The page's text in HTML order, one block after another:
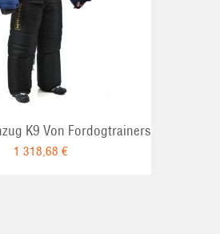
K9 Von Fordogtrainers
1 318,68 €